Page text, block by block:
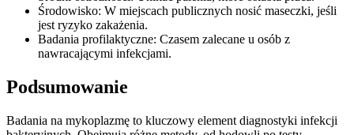
Środowisko: W miejscach publicznych nosić maseczki, jeśli
jest ryzyko zakażenia.
Badania profilaktyczne: Czasem zalecane u osób z
nawracającymi infekcjami.
Podsumowanie
Badania na mykoplazmę to kluczowy element diagnostyki infekcji